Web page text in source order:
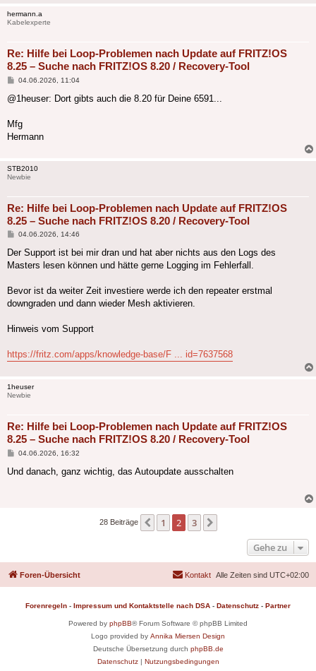
hermann.a
Kabelexperte
Re: Hilfe bei Loop-Problemen nach Update auf FRITZ!OS
8.25 – Suche nach FRITZ!OS 8.20 / Recovery-Tool
Beitrag
04.06.2026, 11:04
@1heuser: Dort gibts auch die 8.20 für Deine 6591...
Mfg
Hermann
STB2010
Newbie
Re: Hilfe bei Loop-Problemen nach Update auf FRITZ!OS
8.25 – Suche nach FRITZ!OS 8.20 / Recovery-Tool
Beitrag
04.06.2026, 14:46
Der Support ist bei mir dran und hat aber nichts aus den Logs des
Masters lesen können und hätte gerne Logging im Fehlerfall.
Bevor ist da weiter Zeit investiere werde ich den repeater erstmal
downgraden und dann wieder Mesh aktivieren.
Hinweis vom Support
https://fritz.com/apps/knowledge-base/F ... id=7637568
1heuser
Newbie
Re: Hilfe bei Loop-Problemen nach Update auf FRITZ!OS
8.25 – Suche nach FRITZ!OS 8.20 / Recovery-Tool
Beitrag
04.06.2026, 16:32
Und danach, ganz wichtig, das Autoupdate ausschalten
28 Beiträge Vorherige
1 2 3
Gehe zu
Foren-Übersicht Alle Zeiten sind UTC+02:00
Kontakt
Forenregeln - Impressum und Kontaktstelle nach DSA - Datenschutz - Partner
Powered by phpBB® Forum Software © phpBB Limited
Logo provided by Annika Miersen Design
Deutsche Übersetzung durch phpBB.de
Datenschutz| Nutzungsbedingungen